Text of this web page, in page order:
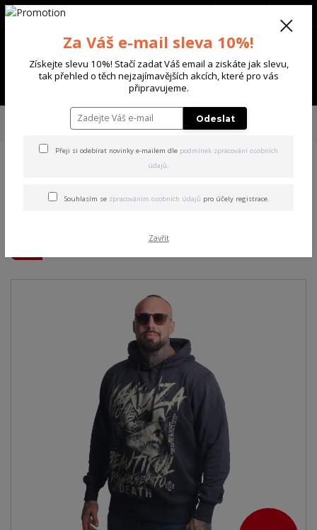
Menu
+420 702 136 620
MIKINY
Yakuza pánská mikina s kapucí Beautiful
Hoodie parisian/night M
kapucí Beautiful Hoodie
Za Váš e-mail sleva 10%!
Získejte slevu 10%! Stačí zadat Váš email a ziskáte jak slevu,
tak přehled o těch nejzajímavějších akcích, které pro vás
připravujeme.
Odeslat
Přeji si odebírat novinky e-mailem dle podmínek zpracování osobních
údajů.
Souhlasím se zpracováním osobních údajů pro účely registrace.
Zavřít